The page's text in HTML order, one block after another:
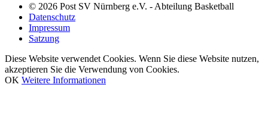
© 2026 Post SV Nürnberg e.V. - Abteilung Basketball
Datenschutz
Impressum
Satzung
Diese Website verwendet Cookies. Wenn Sie diese Website nutzen,
akzeptieren Sie die Verwendung von Cookies.
OK Weitere Informationen